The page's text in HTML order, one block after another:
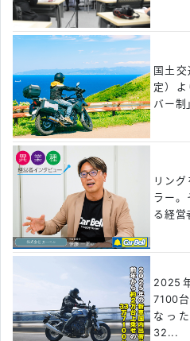
国土
定）よ
バー制
リン
ラー。
る経営
2025
7100
なっ
32...